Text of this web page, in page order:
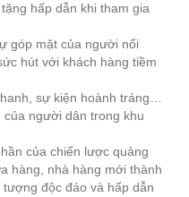
hấp dẫn khi tham gia
góp mặt của người nổi
hút với khách hàng tiềm
sự kiện hoành tráng…
người dân trong khu
của chiến lược quảng
hàng, nhà hàng mới thành
độc đáo và hấp dẫn